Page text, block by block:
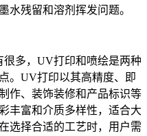
水残留和溶剂挥发问题。
多，UV打印和喷绘是两种
。UV打印以其高精度、即
作、装饰装修和产品标识等
丰富和介质多样性，适合大
选择合适的工艺时，用户需